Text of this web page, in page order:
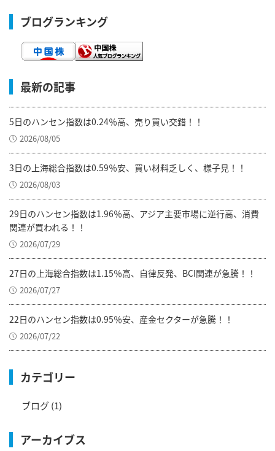
ブログランキング
最新の記事
5日のハンセン指数は0.24％高、売り買い交錯！！
2026/08/05
3日の上海総合指数は0.59％安、買い材料乏しく、様子見！！
2026/08/03
29日のハンセン指数は1.96％高、アジア主要市場に逆行高、消費
関連が買われる！！
2026/07/29
27日の上海総合指数は1.15％高、自律反発、BCI関連が急騰！！
2026/07/27
22日のハンセン指数は0.95％安、産金セクターが急騰！！
2026/07/22
カテゴリー
ブログ(1)
アーカイブス